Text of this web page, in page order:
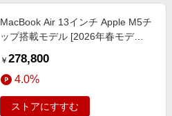
MacBook Air 13インチ Apple M5チ
ップ搭載モデル [2026年春モデ
CPUと10コアGPU] ミッドナイト
MDHF4J/A
￥ 278,800
4.0%
ストアにすすむ